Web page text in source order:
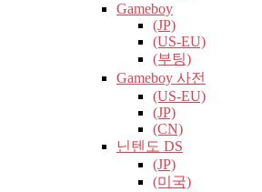
Gameboy
(JP)
(US-EU)
(부팅)
Gameboy 사전
(US-EU)
(JP)
(CN)
닌텐도 DS
(JP)
(미국)